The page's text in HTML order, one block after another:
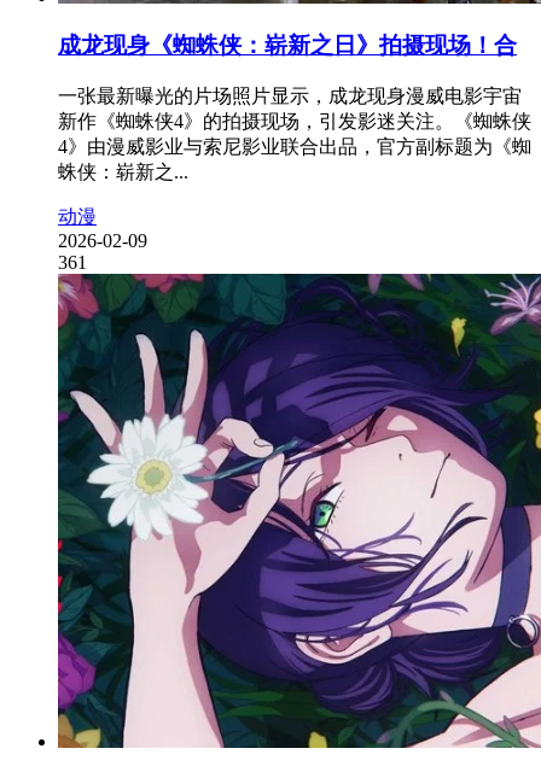
成龙现身《蜘蛛侠：崭新之日》拍摄现场！合
一张最新曝光的片场照片显示，成龙现身漫威电影宇宙
新作《蜘蛛侠4》的拍摄现场，引发影迷关注。《蜘蛛侠
4》由漫威影业与索尼影业联合出品，官方副标题为《蜘
蛛侠：崭新之...
动漫
2026-02-09
361